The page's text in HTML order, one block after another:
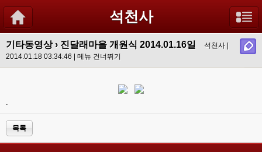
석천사
기타동영상› 진달래마을 개원식 2014.01.16일
석천사 |
2014.01.18 03:34:46 | 메뉴 건너뛰기
.
목록